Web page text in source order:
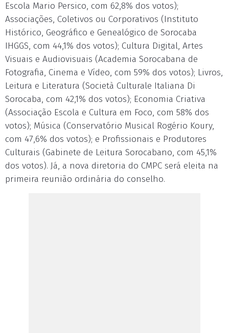
Escola Mario Persico, com 62,8% dos votos);
Associações, Coletivos ou Corporativos (Instituto
Histórico, Geográfico e Genealógico de Sorocaba
IHGGS, com 44,1% dos votos); Cultura Digital, Artes
Visuais e Audiovisuais (Academia Sorocabana de
Fotografia, Cinema e Vídeo, com 59% dos votos); Livros,
Leitura e Literatura (Società Culturale Italiana Di
Sorocaba, com 42,1% dos votos); Economia Criativa
(Associação Escola e Cultura em Foco, com 58% dos
votos); Música (Conservatório Musical Rogério Koury,
com 47,6% dos votos); e Profissionais e Produtores
Culturais (Gabinete de Leitura Sorocabano, com 45,1%
dos votos). Já, a nova diretoria do CMPC será eleita na
primeira reunião ordinária do conselho.